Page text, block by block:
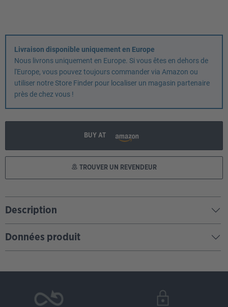
Livraison disponible uniquement en Europe
Nous livrons uniquement en Europe. Si vous êtes en dehors de
l'Europe, vous pouvez toujours commander via Amazon ou
utiliser notre Store Finder pour localiser un magasin partenaire
près de chez vous !
BUY AT
TROUVER UN REVENDEUR
Description
Données produit